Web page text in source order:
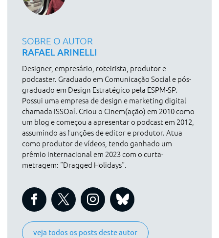
SOBRE O AUTOR
RAFAEL ARINELLI
Designer, empresário, roteirista, produtor e
podcaster. Graduado em Comunicação Social e pós-
graduado em Design Estratégico pela ESPM-SP.
Possui uma empresa de design e marketing digital
chamada ISSOaí. Criou o Cinem(ação) em 2010 como
um blog e começou a apresentar o podcast em 2012,
assumindo as funções de editor e produtor. Atua
como produtor de vídeos, tendo ganhado um
prêmio internacional em 2023 com o curta-
metragem: “Dragged Holidays“.
veja todos os posts deste autor